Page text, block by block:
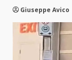
Giuseppe Avico